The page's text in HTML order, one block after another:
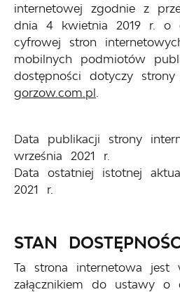
internetowej zgodnie z
dnia 4 kwietnia 2019 r. o
cyfrowej stron
mobilnych podmiotów
dostępności dotyczy strony
gorzow.com.pl.
Data publikacji strony
września 2021 r.
Data ostatniej istotnej
2021 r.
STAN
Ta strona internetowa jest
załącznikiem do ustawy o